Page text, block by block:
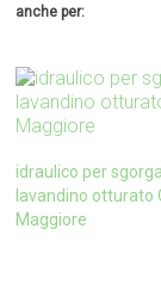
anche per:
idraulico per
lavandino otturato
Maggiore